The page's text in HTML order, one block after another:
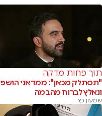
תוך פחות מדקה
"תסתלק מכאן": ממדאני
ונאלץ לברוח מהבמה
שמעון כץ